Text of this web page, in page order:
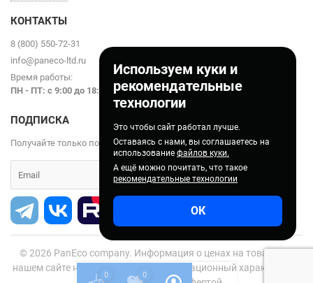
Используем куки и
рекомендательные
технологии
Это чтобы сайт работал лучше.
Оставаясь с нами, вы соглашаетесь на
использование файлов куки.
А ещё можно почитать, что такое
рекомендательные технологии
ОК
КОНТАКТЫ
8 (800) 550-72-31
info@paneco-ltd.ru
Время работы:
ПН - ПТ: с 9:00 до 18:00
ПОДПИСКА
Получайте только полезные статьи!
© 2026 PanEco company. Информация о ценах на товары на
нашем сайте носит справочно-информационный характер и не
0 0